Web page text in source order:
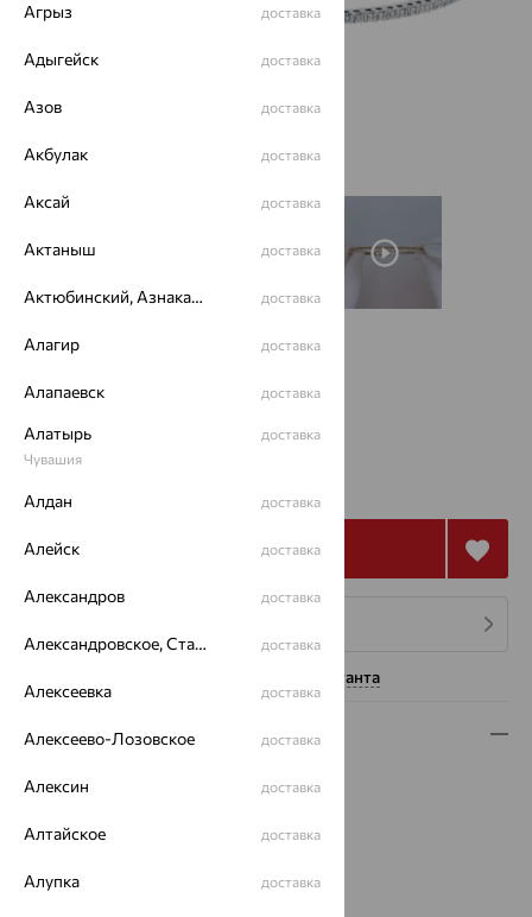
Размеры:
17
197 167
Купить
Нужна помощь консультанта
Описание
Вид изделия:
Металл:Золото
Проба:
Агрыз доставка
Адыгейск доставка
Азов доставка
Акбулак доставка
Аксай доставка
Актаныш доставка
Актюбинский, Азнакаевский район доставка
Алагир доставка
Алапаевск доставка
Алатырь
Чувашия
доставка
Алдан доставка
Алейск доставка
Александров доставка
Александровское, Ставропольский край доставка
Алексеевка доставка
Алексеево-Лозовское доставка
Алексин доставка
Алтайское доставка
Алупка доставка